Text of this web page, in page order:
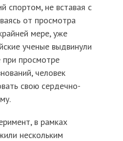
спортом, не вставая с
от просмотра
мере, уже
ученые выдвинули
просмотре
человек
свою сердечно-
в рамках
нескольким